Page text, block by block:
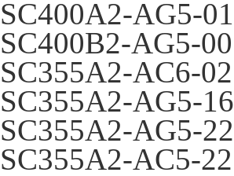
SC400A2-AG5-01
SC400B2-AG5-00
SC355A2-AC6-02
SC355A2-AG5-16
SC355A2-AG5-22
SC355A2-AC5-22